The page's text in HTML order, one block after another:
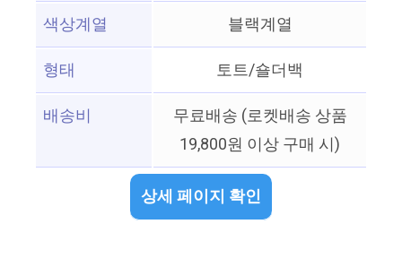
색상계열
블랙계열
형태
토트/숄더백
배송비
무료배송 (로켓배송 상품
19,800원 이상 구매 시)
상세 페이지 확인